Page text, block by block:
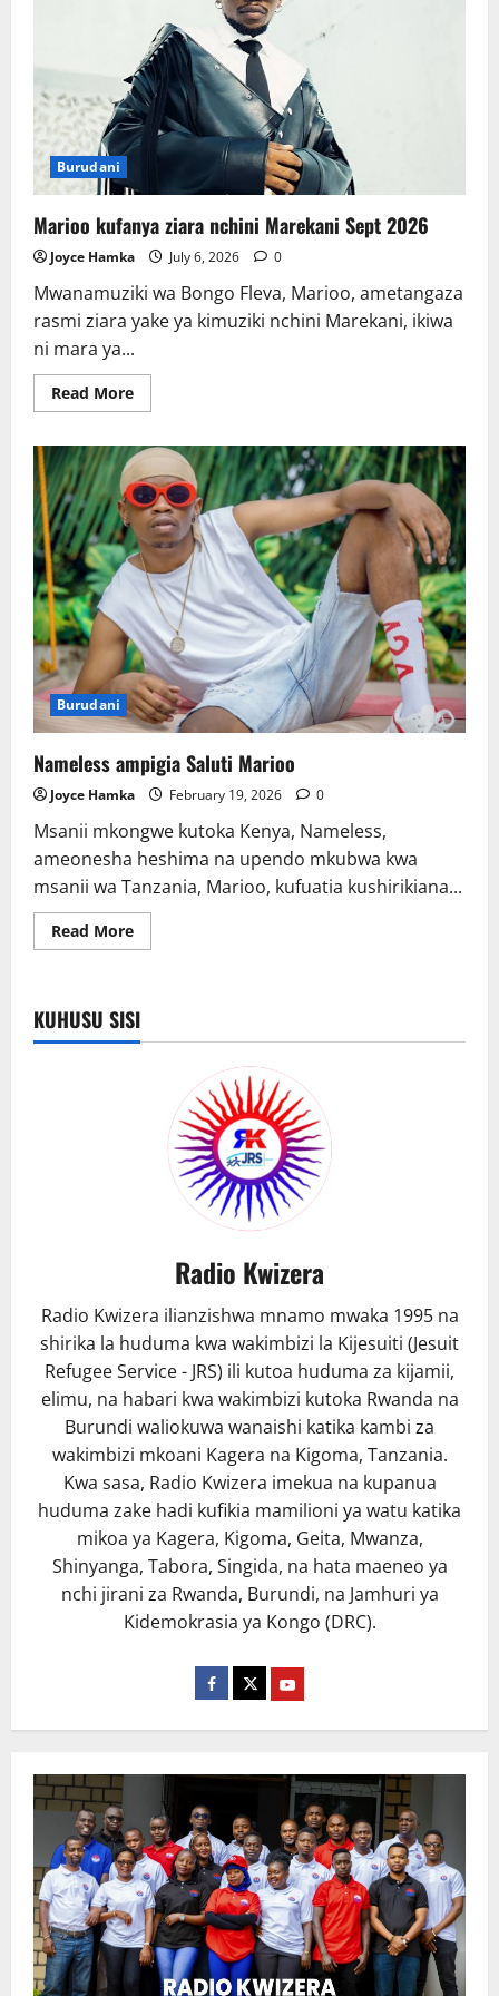
Burudani
Marioo kufanya ziara nchini Marekani Sept 2026
Joyce Hamka July 6, 2026 0
Mwanamuziki wa Bongo Fleva, Marioo, ametangaza
rasmi ziara yake ya kimuziki nchini Marekani, ikiwa
ni mara ya...
Read MoreRead
more
kufanya
ziara
nchini
Marekani
Sept
2026
Burudani
Nameless ampigia Saluti Marioo
Joyce Hamka February 19, 2026 0
Msanii mkongwe kutoka Kenya, Nameless,
ameonesha heshima na upendo mkubwa kwa
msanii wa Tanzania, Marioo, kufuatia kushirikiana...
Read MoreRead
more
Saluti
Marioo
KUHUSU SISI
Radio Kwizera
Radio Kwizera ilianzishwa mnamo mwaka 1995 na
shirika la huduma kwa wakimbizi la Kijesuiti (Jesuit
Refugee Service - JRS) ili kutoa huduma za kijamii,
elimu, na habari kwa wakimbizi kutoka Rwanda na
Burundi waliokuwa wanaishi katika kambi za
wakimbizi mkoani Kagera na Kigoma, Tanzania.
Kwa sasa, Radio Kwizera imekua na kupanua
huduma zake hadi kufikia mamilioni ya watu katika
mikoa ya Kagera, Kigoma, Geita, Mwanza,
Shinyanga, Tabora, Singida, na hata maeneo ya
nchi jirani za Rwanda, Burundi, na Jamhuri ya
Kidemokrasia ya Kongo (DRC).